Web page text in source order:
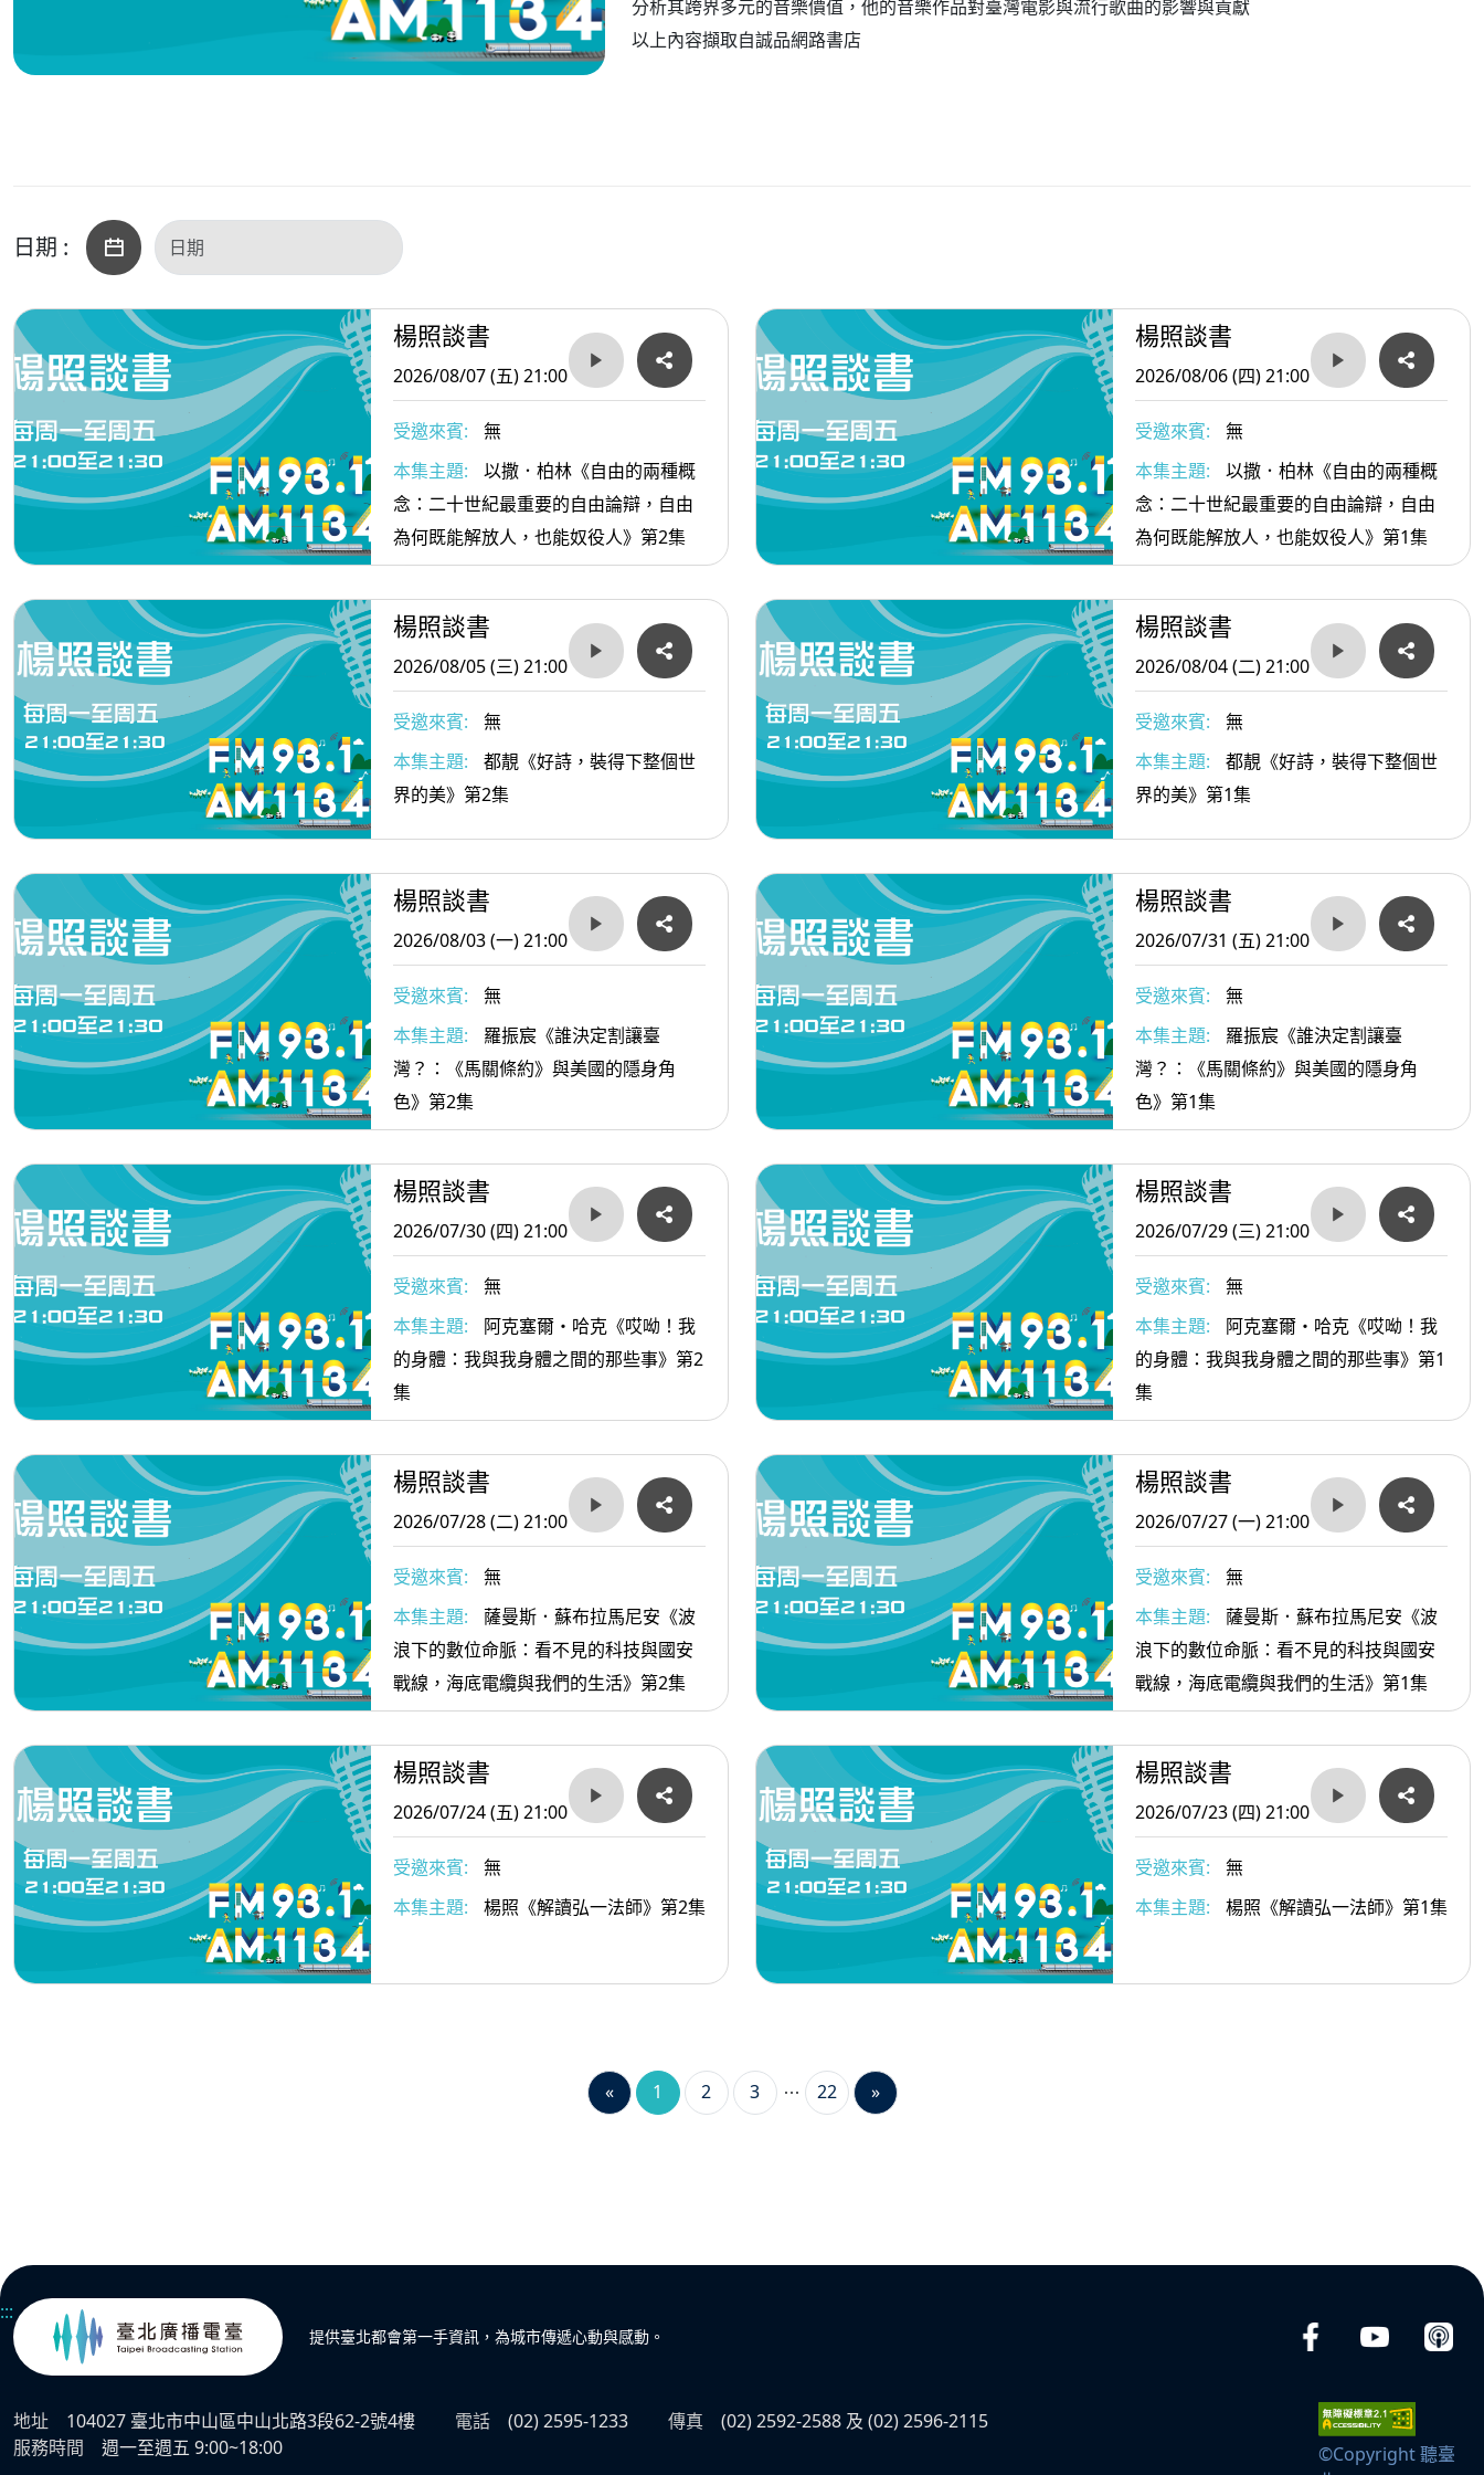
分析其跨界多元的音樂價值，他的音樂作品對臺灣電影與流行歌曲的影響與貢獻
以上內容擷取自誠品網路書店
日期 :
楊照談書
2026/08/07 (五) 21:00
受邀來賓:
無
本集主題:
以撒．柏林《自由的兩種概
念：二十世紀最重要的自由論辯，自由
為何既能解放人，也能奴役人》第2集
楊照談書
2026/08/06 (四) 21:00
受邀來賓:
無
本集主題:
以撒．柏林《自由的兩種概
念：二十世紀最重要的自由論辯，自由
為何既能解放人，也能奴役人》第1集
楊照談書
2026/08/05 (三) 21:00
受邀來賓:
無
本集主題:
都靚《好詩，裝得下整個世
界的美》第2集
楊照談書
2026/08/04 (二) 21:00
受邀來賓:
無
本集主題:
都靚《好詩，裝得下整個世
界的美》第1集
楊照談書
2026/08/03 (一) 21:00
受邀來賓:
無
本集主題:
羅振宸《誰決定割讓臺
灣？：《馬關條約》與美國的隱身角
色》第2集
楊照談書
2026/07/31 (五) 21:00
受邀來賓:
無
本集主題:
羅振宸《誰決定割讓臺
灣？：《馬關條約》與美國的隱身角
色》第1集
楊照談書
2026/07/30 (四) 21:00
受邀來賓:
無
本集主題:
阿克塞爾・哈克《哎呦！我
的身體：我與我身體之間的那些事》第2
集
楊照談書
2026/07/29 (三) 21:00
受邀來賓:
無
本集主題:
阿克塞爾・哈克《哎呦！我
的身體：我與我身體之間的那些事》第1
集
楊照談書
2026/07/28 (二) 21:00
受邀來賓:
無
本集主題:
薩曼斯．蘇布拉馬尼安《波
浪下的數位命脈：看不見的科技與國安
戰線，海底電纜與我們的生活》第2集
楊照談書
2026/07/27 (一) 21:00
受邀來賓:
無
本集主題:
薩曼斯．蘇布拉馬尼安《波
浪下的數位命脈：看不見的科技與國安
戰線，海底電纜與我們的生活》第1集
楊照談書
2026/07/24 (五) 21:00
受邀來賓:
無
本集主題:
楊照《解讀弘一法師》第2集
楊照談書
2026/07/23 (四) 21:00
受邀來賓:
無
本集主題:
楊照《解讀弘一法師》第1集
« 1 2 3 22 »
:::
提供臺北都會第一手資訊，為城市傳遞心動與感動。
地址 104027 臺北市中山區中山北路3段62-2號4樓 電話 (02) 2595-1233 傳真
(02) 2592-2588 及 (02) 2596-2115
服務時間
週一至週五 9:00~18:00
©Copyright 聽臺